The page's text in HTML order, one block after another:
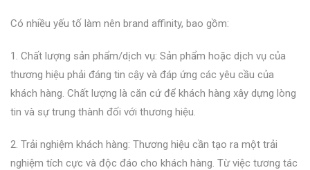
Có nhiều yếu tố làm nên brand affinity, bao gồm:
1. Chất lượng sản phẩm/dịch vụ: Sản phẩm hoặc dịch vụ của
thương hiệu phải đáng tin cậy và đáp ứng các yêu cầu của
khách hàng. Chất lượng là căn cứ để khách hàng xây dựng lòng
tin và sự trung thành đối với thương hiệu.
2. Trải nghiệm khách hàng: Thương hiệu cần tạo ra một trải
nghiệm tích cực và độc đáo cho khách hàng. Từ việc tương tác